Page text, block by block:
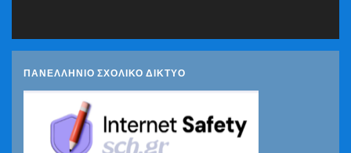
ΠΑΝΕΛΛΗΝΙΟ ΣΧΟΛΙΚΟ ΔΙΚΤΥΟ